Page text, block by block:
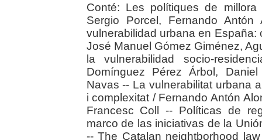
Conté: Les polítiques de
Sergio Porcel, Fernando
vulnerabilidad urbana en
José Manuel Gómez Giménez,
la vulnerabilidad socio-
Domínguez Pérez Árbol,
Navas -- La vulnerabilitat urbana
i complexitat / Fernando Antón
Francesc Coll -- Políticas de
marco de las iniciativas de la
-- The Catalan neightborhood